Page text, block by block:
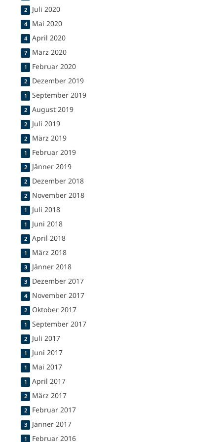
2 Juli 2020
4 Mai 2020
4 April 2020
7 März 2020
1 Februar 2020
2 Dezember 2019
1 September 2019
2 August 2019
2 Juli 2019
2 März 2019
1 Februar 2019
2 Jänner 2019
2 Dezember 2018
2 November 2018
1 Juli 2018
1 Juni 2018
2 April 2018
1 März 2018
3 Jänner 2018
3 Dezember 2017
4 November 2017
2 Oktober 2017
1 September 2017
2 Juli 2017
1 Juni 2017
1 Mai 2017
1 April 2017
2 März 2017
2 Februar 2017
3 Jänner 2017
1 Februar 2016